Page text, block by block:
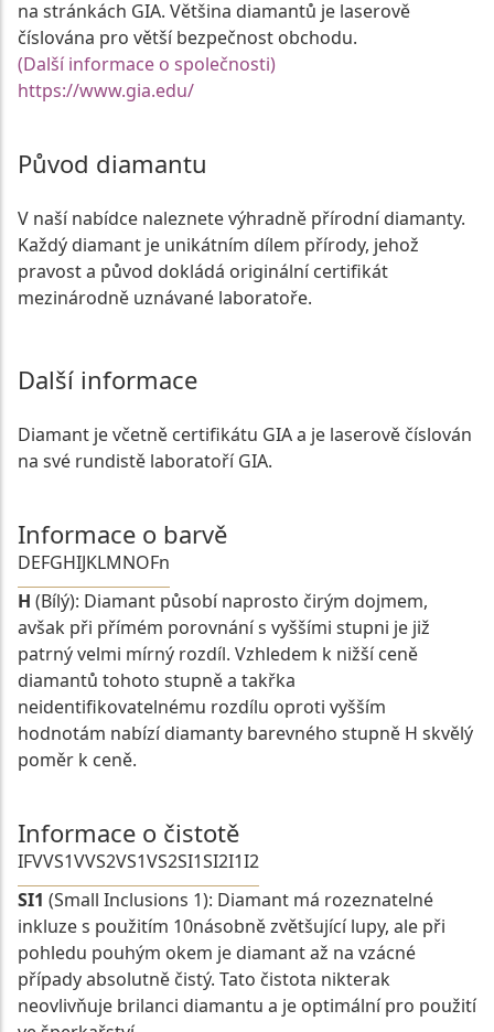
na stránkách GIA. Většina diamantů je laserově
číslována pro větší bezpečnost obchodu.
(Další informace o společnosti)
https://www.gia.edu/
Původ diamantu
V naší nabídce naleznete výhradně přírodní diamanty.
Každý diamant je unikátním dílem přírody, jehož
pravost a původ dokládá originální certifikát
mezinárodně uznávané laboratoře.
Další informace
Diamant je včetně certifikátu GIA a je laserově číslován
na své rundistě laboratoří GIA.
Informace o barvě
DEFGHIJKLMNOFn
H (Bílý): Diamant působí naprosto čirým dojmem,
avšak při přímém porovnání s vyššími stupni je již
patrný velmi mírný rozdíl. Vzhledem k nižší ceně
diamantů tohoto stupně a takřka
neidentifikovatelnému rozdílu oproti vyšším
hodnotám nabízí diamanty barevného stupně H skvělý
poměr k ceně.
Informace o čistotě
IFVVS1VVS2VS1VS2SI1SI2I1I2
SI1 (Small Inclusions 1): Diamant má rozeznatelné
inkluze s použitím 10násobně zvětšující lupy, ale při
pohledu pouhým okem je diamant až na vzácné
případy absolutně čistý. Tato čistota nikterak
neovlivňuje brilanci diamantu a je optimální pro použití